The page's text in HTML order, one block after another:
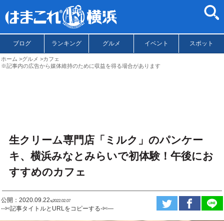
ブログ ランキング グルメ イベント スポット
ホーム グルメ
カフェ
※記事内の広告から媒体維持のために収益を得る場合があります
生クリーム専門店「ミルク」のパンケー
キ、横浜みなとみらいで初体験！午後にお
すすめのカフェ
公開：2020.09.22ಇ2022.02.07
--✄記事タイトルとURLをコピーする-✄—